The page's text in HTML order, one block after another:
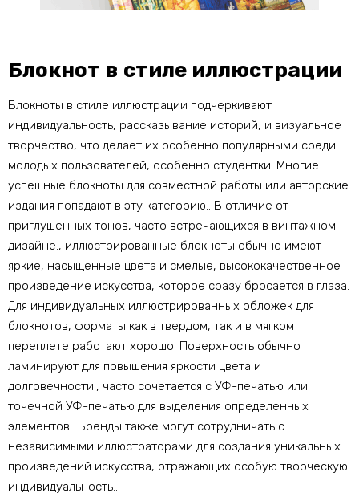
Блокнот в стиле иллюстрации
Блокноты в стиле иллюстрации подчеркивают
индивидуальность, рассказывание историй, и визуальное
творчество, что делает их особенно популярными среди
молодых пользователей, особенно студентки. Многие
успешные блокноты для совместной работы или авторские
издания попадают в эту категорию.. В отличие от
приглушенных тонов, часто встречающихся в винтажном
дизайне., иллюстрированные блокноты обычно имеют
яркие, насыщенные цвета и смелые, высококачественное
произведение искусства, которое сразу бросается в глаза.
Для индивидуальных иллюстрированных обложек для
блокнотов, форматы как в твердом, так и в мягком
переплете работают хорошо. Поверхность обычно
ламинируют для повышения яркости цвета и
долговечности., часто сочетается с УФ-печатью или
точечной УФ-печатью для выделения определенных
элементов.. Бренды также могут сотрудничать с
независимыми иллюстраторами для создания уникальных
произведений искусства, отражающих особую творческую
индивидуальность..